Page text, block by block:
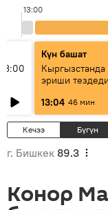
13:00
Күн башат
эриши
13:04 46 мин
Кечээ Бүгүн
г. Бишкек 89.3
Конор